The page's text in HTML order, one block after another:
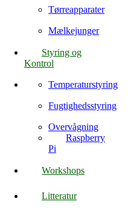
Tørreapparater
Mælkejunger
Styring og
Kontrol
Temperaturstyring
Fugtighedsstyring
Overvågning
Raspberry
Pi
Workshops
Litteratur